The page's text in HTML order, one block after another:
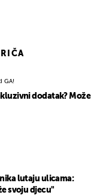
GA!
dodatak? Može
lutaju ulicama:
svoju djecu"